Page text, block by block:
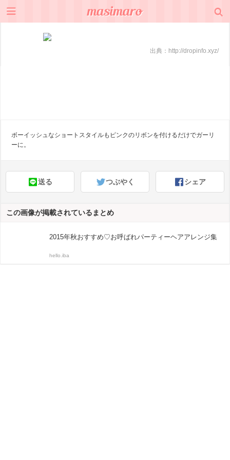
出典： http://dropinfo.xyz/
ボーイッシュなショートスタイルもピンクのリボンを付けるだけでガーリ
ーに。
送る つぶやく シェア
この画像が掲載されているまとめ
2015年秋おすすめ♡お呼ばれパーティーヘアアレンジ集
hello.iba